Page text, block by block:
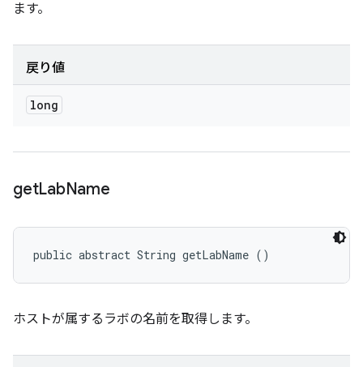
ます。
戻り値
long
getLabName
public abstract String getLabName ()
ホストが属するラボの名前を取得します。